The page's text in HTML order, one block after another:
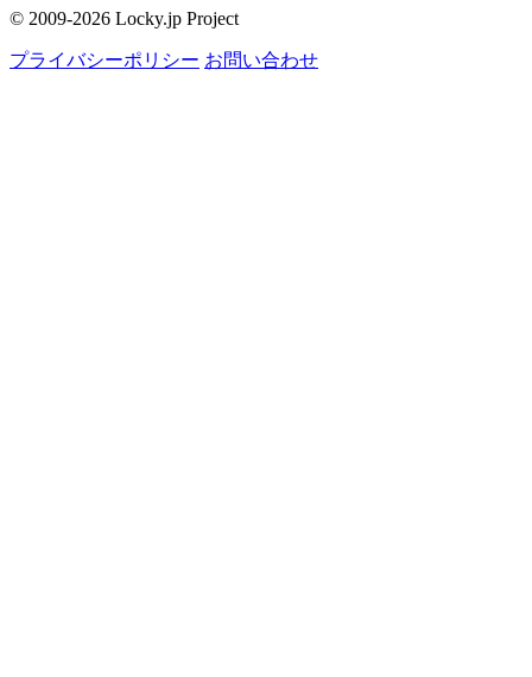
© 2009-2026 Locky.jp Project
プライバシーポリシー お問い合わせ